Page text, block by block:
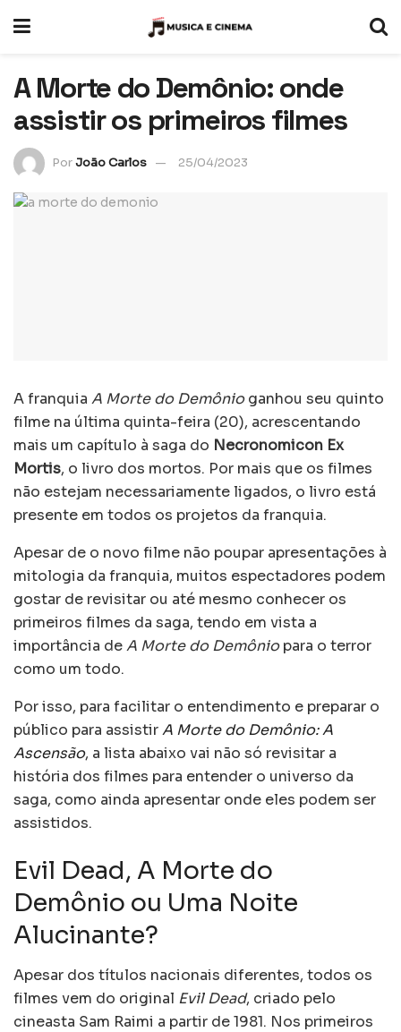
A Morte do Demônio: onde
assistir os primeiros filmes
PorJoão Carlos 25/04/2023
A franquia A Morte do Demônioganhou seu quinto
filme na última quinta-feira (20), acrescentando
mais um capítulo à saga do Necronomicon Ex
Mortis, o livro dos mortos. Por mais que os filmes
não estejam necessariamente ligados, o livro está
presente em todos os projetos da franquia.
Apesar de o novo filme não poupar apresentações à
mitologia da franquia, muitos espectadores podem
gostar de revisitar ou até mesmo conhecer os
primeiros filmes da saga, tendo em vista a
importância deA Morte do Demôniopara o terror
como um todo.
Por isso, para facilitar o entendimento e preparar o
público para assistirA Morte do Demônio: A
Ascensão, a lista abaixo vai não só revisitar a
história dos filmes para entender o universo da
saga, como ainda apresentar onde eles podem ser
assistidos.
Evil Dead, A Morte do
Demônio ou Uma Noite
Alucinante?
Apesar dos títulos nacionais diferentes, todos os
filmes vem do original Evil Dead, criado pelo
cineasta Sam Raimi a partir de 1981. Nos primeiros